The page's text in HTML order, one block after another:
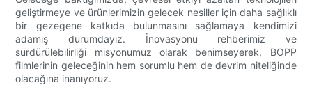
geliştirmeye ve ürünlerimizin gelecek nesiller için daha sağlıklı
bir gezegene katkıda bulunmasını sağlamaya kendimizi
adamış durumdayız. İnovasyonu rehberimiz ve
sürdürülebilirliği misyonumuz olarak benimseyerek, BOPP
filmlerinin geleceğinin hem sorumlu hem de devrim niteliğinde
olacağına inanıyoruz.